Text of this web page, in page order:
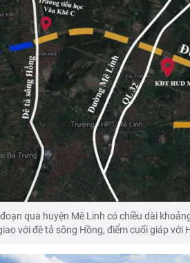
qua huyện Mê Linh có chiều dài
với đê tả sông Hồng, điểm cuối giáp với